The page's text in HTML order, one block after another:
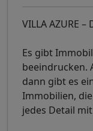
VILLA AZURE –
Es gibt
beeindrucken.
dann gibt es
Immobilien,
jedes Detail